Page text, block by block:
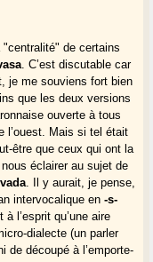
de certains
. C’est discutable car
je me souviens fort bien
que les deux versions
ouverte à tous
l’ouest. Mais si tel était
être que ceux qui ont la
éclairer au sujet de
. Il y aurait, je pense,
intervocalique en-s-
l’esprit qu’une aire
dialecte (un parler
de découpé à l’emporte-